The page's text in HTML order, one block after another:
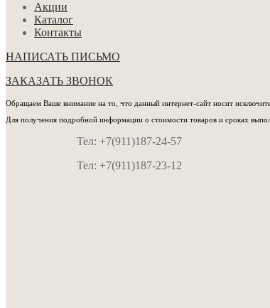
Акции
Каталог
Контакты
НАПИСАТЬ ПИСЬМО
ЗАКАЗАТЬ ЗВОНОК
Обращаем Ваше внимание на то, что данный интернет-сайт носит
Для получения подробной информации о стоимости товаров и сроках
Тел: +7(911)187-24-57
Тел: +7(911)187-23-12